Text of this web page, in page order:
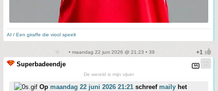
AI / Een giraffe die viool speelt
• maandag 22 juni 2026 @ 21:23 • 39
Superbadeendje
De wereld is mijn vijver
Op maandag 22 juni 2026 21:21 schreef maily het